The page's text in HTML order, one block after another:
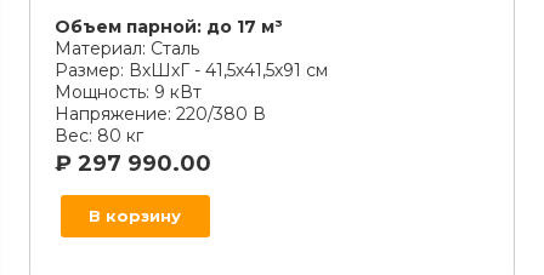
Объем парной: до 17 м³
Материал: Сталь
Размер: ВхШхГ - 41,5х41,5х91 см
Мощность: 9 кВт
Напряжение: 220/380 В
Вес: 80 кг
₽ 297 990.00
В корзину